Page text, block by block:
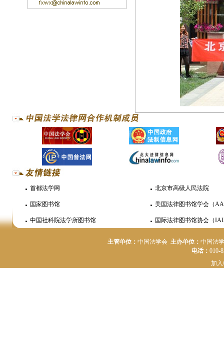
首都法学网 北京市高级人民法院
国家图书馆 美国法律图书馆学会（
中国社科院法学所图书馆 国际法律图书馆协会（
主管单位： 中国法学会 主办单位： 中国法
电话： 010-
加